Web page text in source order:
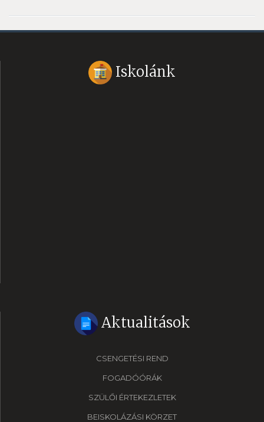
Iskolánk
Aktualitások
CSENGETÉSI REND
FOGADÓÓRÁK
SZÜLŐI ÉRTEKEZLETEK
BEISKOLÁZÁSI KÖRZET